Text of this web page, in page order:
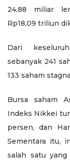
24,88 miliar
Rp18,09 triliun
Dari
sebanyak 241
133 saham
Bursa saham
Indeks Nikkei
persen, dan
Sementara itu,
salah satu